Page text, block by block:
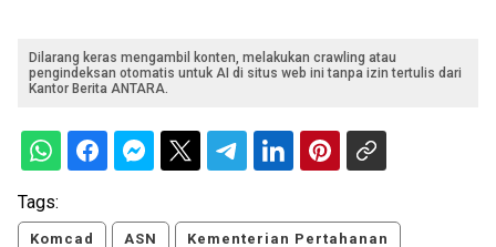
Dilarang keras mengambil konten, melakukan crawling atau
pengindeksan otomatis untuk AI di situs web ini tanpa izin tertulis dari
Kantor Berita ANTARA.
Tags:
Komcad ASN Kementerian Pertahanan